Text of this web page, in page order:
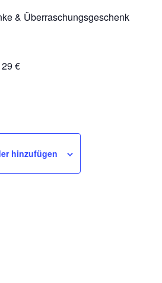
& Überraschungsgeschenk
€
hinzufügen